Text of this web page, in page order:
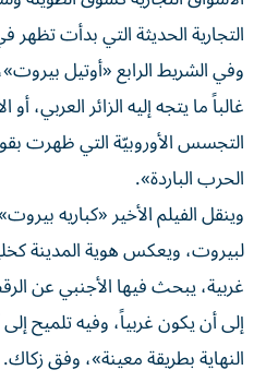
التجارية الحديثة التي بدأت تظهر
وفي الشريط الرابع «أوتيل
غالباً ما يتجه إليه الزائر العربي،
التجسس الأوروبيّة التي ظهرت
الحرب الباردة».
وينقل الفيلم الأخير «كباريه
لبيروت، ويعكس هوية المدينة
غربية، يبحث فيها الأجنبي عن
إلى أن يكون غربياً، وفيه تلميح
النهاية بطريقة معينة»، وفق زكاك.